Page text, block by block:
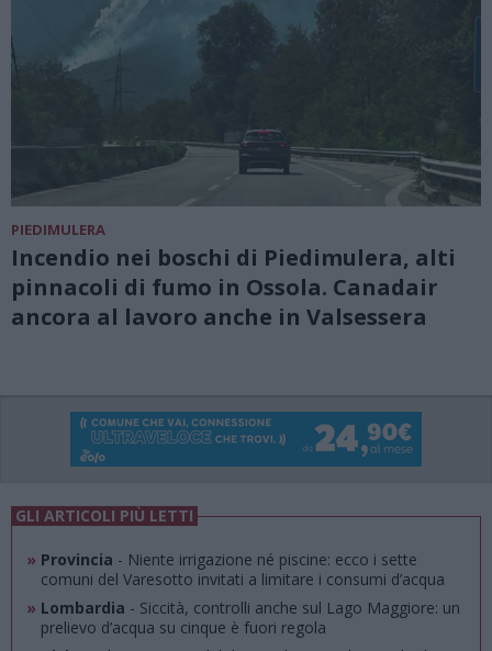
PIEDIMULERA
Incendio nei boschi di Piedimulera, alti
pinnacoli di fumo in Ossola. Canadair
ancora al lavoro anche in Valsessera
GLI ARTICOLI PIÙ LETTI
» Provincia - Niente irrigazione né piscine: ecco i sette
comuni del Varesotto invitati a limitare i consumi d’acqua
» Lombardia - Siccità, controlli anche sul Lago Maggiore: un
prelievo d’acqua su cinque è fuori regola